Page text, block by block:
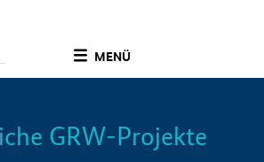
MENÜ
Info
GRW-Projekte